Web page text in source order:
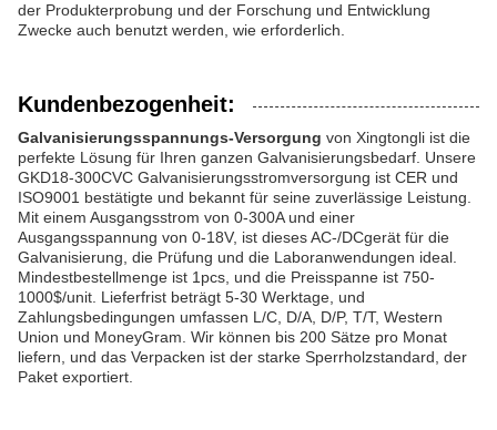
der Produkterprobung und der Forschung und Entwicklung
Zwecke auch benutzt werden, wie erforderlich.
Kundenbezogenheit:
Galvanisierungsspannungs-Versorgung von Xingtongli ist die
perfekte Lösung für Ihren ganzen Galvanisierungsbedarf. Unsere
GKD18-300CVC Galvanisierungsstromversorgung ist CER und
ISO9001 bestätigte und bekannt für seine zuverlässige Leistung.
Mit einem Ausgangsstrom von 0-300A und einer
Ausgangsspannung von 0-18V, ist dieses AC-/DCgerät für die
Galvanisierung, die Prüfung und die Laboranwendungen ideal.
Mindestbestellmenge ist 1pcs, und die Preisspanne ist 750-
1000$/unit. Lieferfrist beträgt 5-30 Werktage, und
Zahlungsbedingungen umfassen L/C, D/A, D/P, T/T, Western
Union und MoneyGram. Wir können bis 200 Sätze pro Monat
liefern, und das Verpacken ist der starke Sperrholzstandard, der
Paket exportiert.